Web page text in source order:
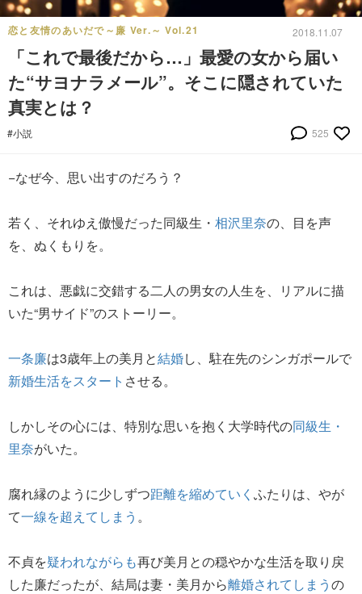
恋と友情のあいだで～廉 Ver.～ Vol.21 2018.11.07
「これで最後だから…」最愛の女から届い
た“サヨナラメール”。そこに隠されていた
真実とは？
#小説 525
−なぜ今、思い出すのだろう？
若く、それゆえ傲慢だった同級生・ 相沢里奈の、目を声
を、ぬくもりを。
これは、悪戯に交錯する二人の男女の人生を、リアルに描
いた“男サイド”のストーリー。
一条廉は3歳年上の美月と結婚し、駐在先のシンガポールで
新婚生活をスタート させる。
しかしその心には、特別な思いを抱く大学時代の同級生・
里奈がいた。
腐れ縁のように少しずつ距離を縮めていく ふたりは、やが
て一線を超えてしまう 。
不貞を疑われながらも再び美月との穏やかな生活を取り戻
した廉だったが、結局は妻・美月から離婚されてしまうの